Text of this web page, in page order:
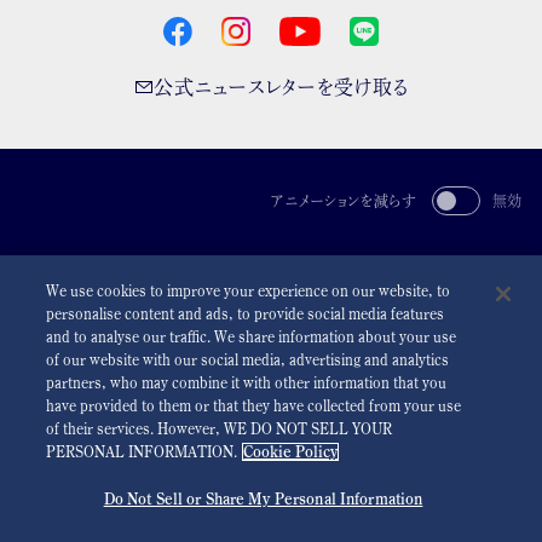
公式ニュースレターを受け取る
アニメーションを減らす 無効
アクセシビリティ
©2026 Seiko Watch Corporation
We use cookies to improve your experience on our website, to
personalise content and ads, to provide social media features
and to analyse our traffic. We share information about your use
of our website with our social media, advertising and analytics
partners, who may combine it with other information that you
have provided to them or that they have collected from your use
of their services. However, WE DO NOT SELL YOUR
PERSONAL INFORMATION. Cookie Policy
Do Not Sell or Share My Personal Information